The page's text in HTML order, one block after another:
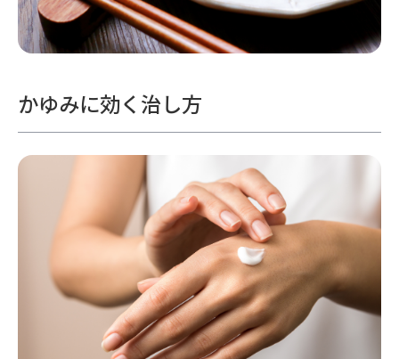
かゆみに効く治し方